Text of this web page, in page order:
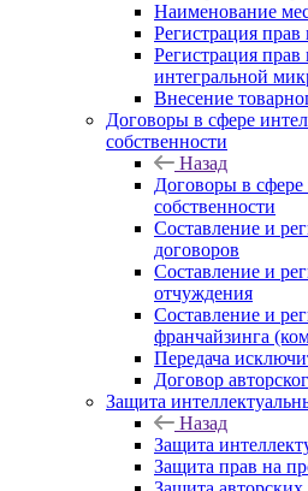
Наименование
Регистрация
Регистрация
интегральной
Внесение
Договоры в сфере
собственности
Назад
Договоры в сфере
собственности
Составление и
договоров
Составление и
отчуждения
Составление и
франчайзинга
Передача
Договор
Защита
Назад
Защита
Защита прав на